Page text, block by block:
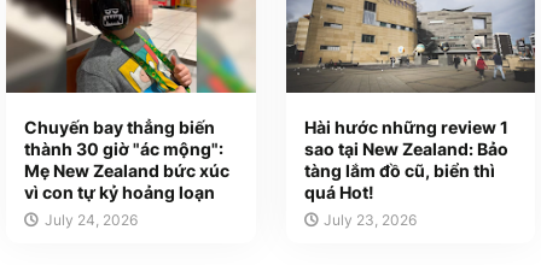
Chuyến bay thẳng biến
thành 30 giờ "ác mộng":
Mẹ New Zealand bức xúc
vì con tự kỷ hoảng loạn
July 24, 2026
Hài hước những review 1
sao tại New Zealand: Bảo
tàng lắm đồ cũ, biển thì
quá Hot!
July 23, 2026